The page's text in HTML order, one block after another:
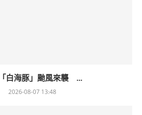
白海豚」颱風來襲 ...
2026-08-07 13:48